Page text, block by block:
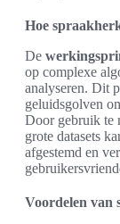
Hoe
De
op complexe
analyseren. Dit
geluidsgolven
Door gebruik te
grote datasets
afgestemd en
Voordelen van